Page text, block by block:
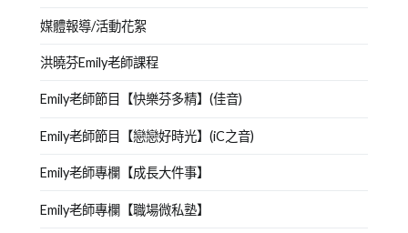
媒體報導/活動花絮
洪曉芬Emily老師課程
Emily老師節目【快樂芬多精】(佳音)
Emily老師節目【戀戀好時光】(iC之音)
Emily老師專欄【成長大件事】
Emily老師專欄【職場微私塾】